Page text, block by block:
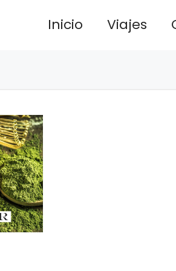
Inicio Viajes